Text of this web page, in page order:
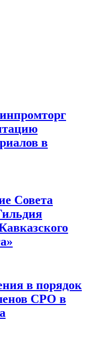
в
Совета
в порядок
СРО в